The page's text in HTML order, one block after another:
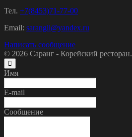
Тел. +7(8453)71-77-00
Email: sarangli@yandex.ru
Написать сообщение
© 2026 Саранг - Корейский ресторан.
Имя
E-mail
Сообщение